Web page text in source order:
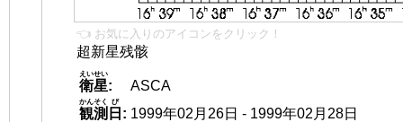
👈 お気に入りのアイコンをクリック！
超新星残骸
衛星
えいせい
:
ASCA
観測
かんそく
日
び
: 1999年02月26日 - 1999年02月28日